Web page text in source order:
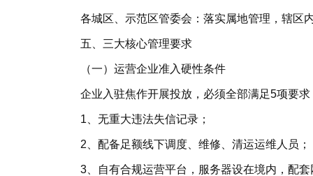
各城区、示范区管委会：落实属地管理，辖区
五、三大核心管理要求
（一）运营企业准入硬性条件
企业入驻焦作开展投放，必须全部满足5项要求
1、无重大违法失信记录；
2、配备足额线下调度、维修、清运运维人员；
3、自有合规运营平台，服务器设在境内，配